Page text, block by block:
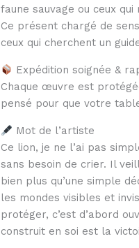
faune sauvage ou ceux
Ce présent chargé de
ceux qui cherchent un
Expédition soignée &
Chaque œuvre est
pensé pour que votre
Mot de l’artiste
Ce lion, je ne l’ai pas
sans besoin de crier. Il
bien plus qu’une simple
les mondes visibles et
protéger, c’est d’abord
construit en soi est la